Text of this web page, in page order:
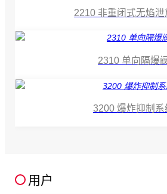
2210 非重闭式无焰泄
2310 单向隔爆阀
3200 爆炸抑制系
用户